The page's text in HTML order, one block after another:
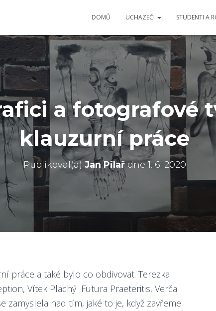
DOMŮ UCHAZEČI STUDENTI A
a fotografové
klauzurní práce
Publikoval(a) Jan Pilařdne1. 6. 2020
práce a také bylo co obdivovat. Terezka
Vítek Plachý Futura Praeteritis, Verča
zamyslela nad tím, jaké to je, když zavřeme